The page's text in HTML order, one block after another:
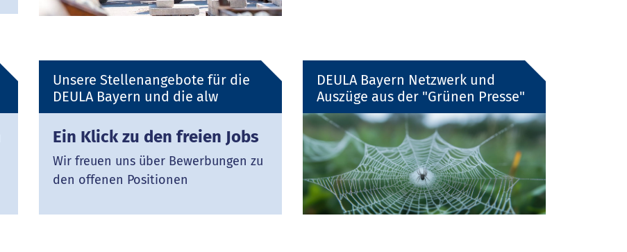
Unsere Stellenangebote für die
DEULA Bayern und die alw
Ein Klick zu den freien Jobs
Wir freuen uns über Bewerbungen zu
den offenen Positionen
DEULA Bayern Netzwerk und
Auszüge aus der "Grünen Presse"